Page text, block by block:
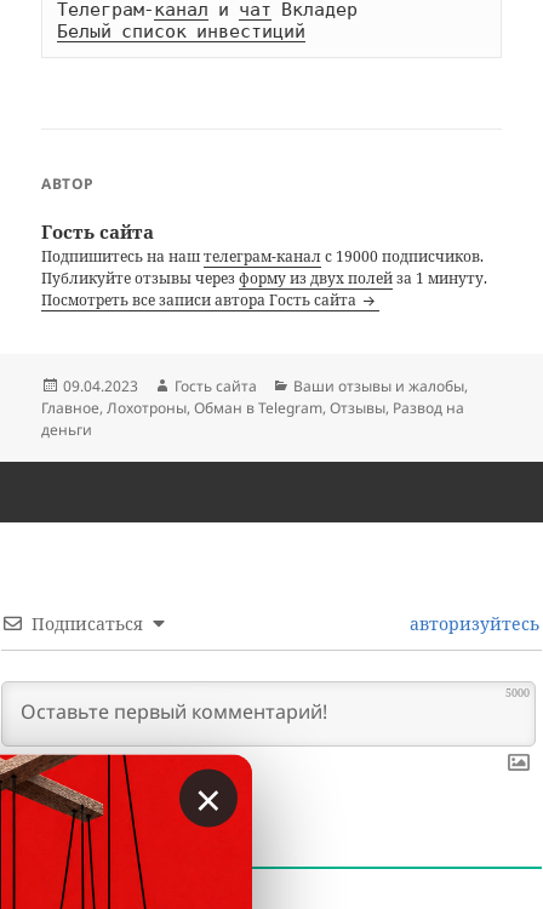
Телеграм-канал и чат
Белый список инвестиций
АВТОР
Гость сайта
Подпишитесь на наштелеграм-каналс 19000 подписчиков.
Публикуйте отзывы черезформу из двух полейза 1 минуту.
Посмотреть все записи автора Гость сайта
Опубликовано
09.04.2023 Автор
Гость сайта Рубрики
Ваши отзывы и жалобы,
Главное,Лохотроны,Обман в Telegram,Отзывы, Развод на
деньги
Подписаться авторизуйтесь
5000
КОММЕНТАРИИ
×